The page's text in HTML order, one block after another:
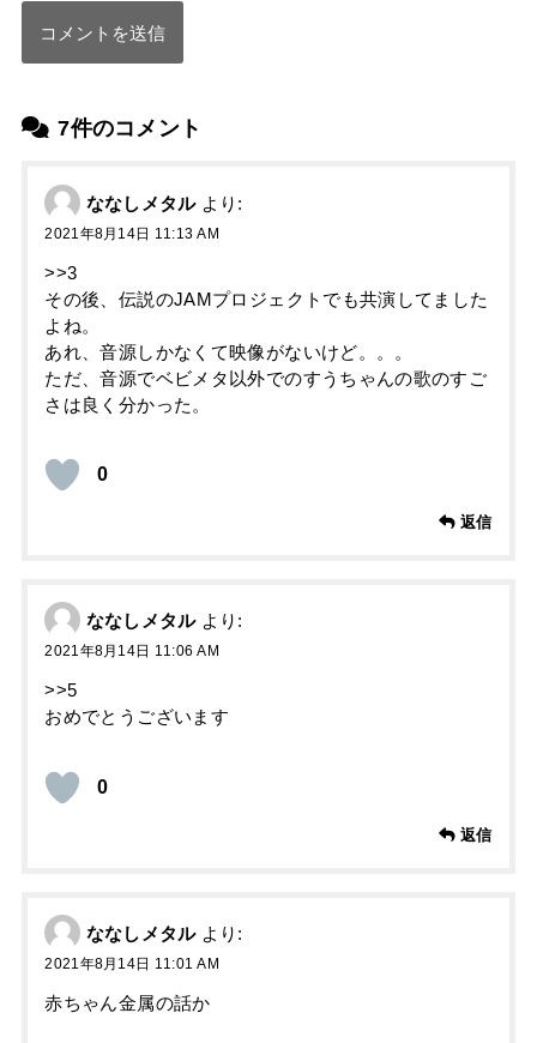
7件のコメント
ななしメタル より:
2021年8月14日 11:13 AM
>>3
その後、伝説のJAMプロジェクトでも共演してました
よね。
あれ、音源しかなくて映像がないけど。。。
ただ、音源でベビメタ以外でのすうちゃんの歌のすご
さは良く分かった。
0
返信
ななしメタル より:
2021年8月14日 11:06 AM
>>5
おめでとうございます
0
返信
ななしメタル より:
2021年8月14日 11:01 AM
赤ちゃん金属の話か